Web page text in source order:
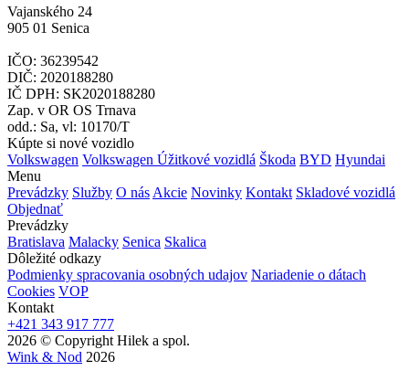
Vajanského 24
905 01 Senica
IČO: 36239542
DIČ: 2020188280
IČ DPH: SK2020188280
Zap. v OR OS Trnava
odd.: Sa, vl: 10170/T
Kúpte si nové vozidlo
Volkswagen Volkswagen Úžitkové vozidlá Škoda BYD Hyundai
Menu
Prevádzky Služby O nás Akcie Novinky Kontakt Skladové vozidlá
Objednať
Prevádzky
Bratislava Malacky Senica Skalica
Dôležité odkazy
Podmienky spracovania osobných udajov Nariadenie o dátach
Cookies VOP
Kontakt
+421 343 917 777
2026 © Copyright Hilek a spol.
Wink & Nod 2026